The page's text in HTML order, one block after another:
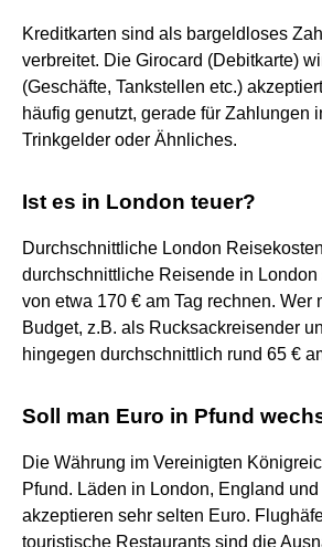
Kreditkarten sind als bargeldloses
verbreitet. Die Girocard (Debitkarte)
(Geschäfte, Tankstellen etc.)
häufig genutzt, gerade für Zahlungen
Trinkgelder oder Ähnliches.
Ist es in London teuer?
Durchschnittliche London
durchschnittliche Reisende in London
von etwa 170 € am Tag rechnen. Wer
Budget, z.B. als Rucksackreisender
hingegen durchschnittlich rund 65 €
Soll man Euro in Pfund
Die Währung im Vereinigten
Pfund. Läden in London, England
akzeptieren sehr selten Euro.
touristische Restaurants sind die